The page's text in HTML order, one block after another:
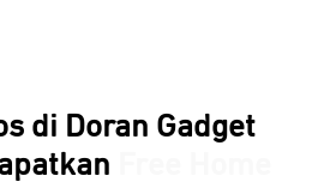
di Doran Gadget